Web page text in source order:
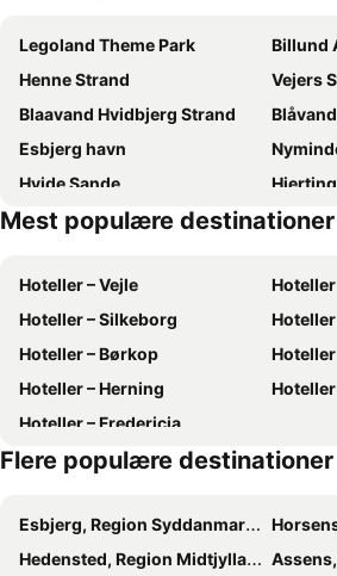
Ansager Hotel og Hytteby
Turisthotellet
Helle Aktivitetshotel
Henne
CampWest
Sportspark
Hotel CoCo Aps
Grønninghoved Strand
Jegum
Jegum
ECH
Staytel
Fanø
Legoland Theme Park
Billund
Henne Strand
Vejers
Blaavand Hvidbjerg Strand
Esbjerg havn
Hvide Sande
Fanø Vesterhavsbad
Houstrup Strand
Henne Strand
Stauning Vestjylland Airport
Aargab
Sjelborg Strand
Blaavand Mini Zoo
Mest populære destinationer
Hoteller – Vejle
Hoteller – Silkeborg
Hoteller – Børkop
Hoteller – Herning
Hoteller – Fredericia
Flere populære destinationer
Esbjerg, Region Syddanmark Hoteller
Horsens,
Hedensted, Region Midtjylland Hoteller
Assens,